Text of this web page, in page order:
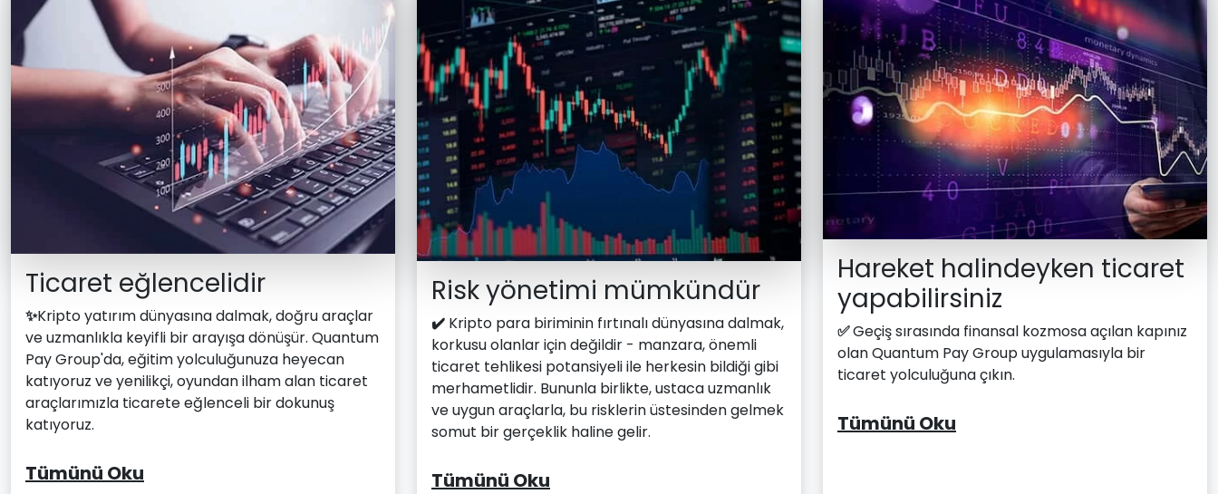
Ticaret eğlencelidir
✨Kripto yatırım dünyasına dalmak, doğru araçlar
ve uzmanlıkla keyifli bir arayışa dönüşür. Quantum
Pay Group'da, eğitim yolculuğunuza heyecan
katıyoruz ve yenilikçi, oyundan ilham alan ticaret
araçlarımızla ticarete eğlenceli bir dokunuş
katıyoruz.
Tümünü Oku
Risk yönetimi mümkündür
✔️ Kripto para biriminin fırtınalı dünyasına dalmak,
korkusu olanlar için değildir - manzara, önemli
ticaret tehlikesi potansiyeli ile herkesin bildiği gibi
merhametlidir. Bununla birlikte, ustaca uzmanlık
ve uygun araçlarla, bu risklerin üstesinden gelmek
somut bir gerçeklik haline gelir.
Tümünü Oku
Hareket halindeyken ticaret
yapabilirsiniz
✅Geçiş sırasında finansal kozmosa açılan kapınız
olan Quantum Pay Group uygulamasıyla bir
ticaret yolculuğuna çıkın.
Tümünü Oku